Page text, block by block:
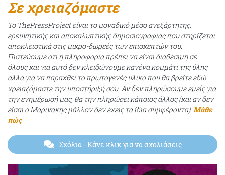
Σε χρειαζόμαστε
Το ThePressProject είναι το μοναδικό μέσο ανεξάρτητης,
ερευνητικής και αποκαλυπτικής δημοσιογραφίας που στηρίζεται
αποκλειστικά στις μικρο-δωρεές των επισκεπτών του.
Πιστεύουμε ότι η πληροφορία πρέπει να είναι διαθέσιμη σε
όλους και για αυτό δεν κλειδώνουμε κανένα κομμάτι της ύλης
αλλά για να παραχθεί το πρωτογενές υλικό που θα βρείτε εδώ
χρειαζόμαστε την υποστήριξή σου. Αν δεν πληρώσουμε εμείς για
την ενημέρωσή μας, θα την πληρώσει κάποιος άλλος (και αν δεν
είσαι ο Μαρινάκης μάλλον δεν έχεις τα ίδια συμφέροντα). Μάθε
πώς
Σχόλια- Κάνε κλικ για να σχολιάσεις